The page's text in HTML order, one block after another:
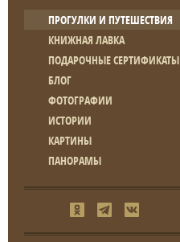
ПРОГУЛКИ И ПУТЕШЕСТВИЯ
КНИЖНАЯ ЛАВКА
ПОДАРОЧНЫЕ СЕРТИФИКАТЫ
БЛОГ
ФОТОГРАФИИ
ИСТОРИИ
КАРТИНЫ
ПАНОРАМЫ